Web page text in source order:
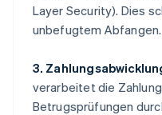
Layer Security). Dies
unbefugtem Abfangen.
3.
verarbeitet die
Betrugsprüfungen